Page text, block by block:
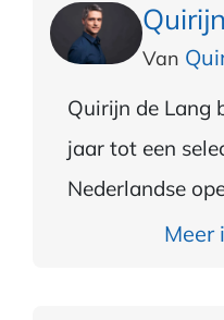
Van
Quirijn de Lang
jaar tot een
Nederlandse
Meer